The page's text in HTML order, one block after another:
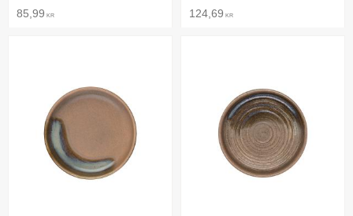
85,99 KR
124,69 KR